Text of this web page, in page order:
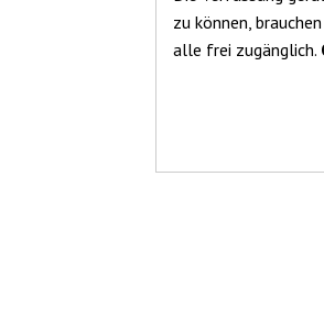
zu können,
alle frei zugänglich.